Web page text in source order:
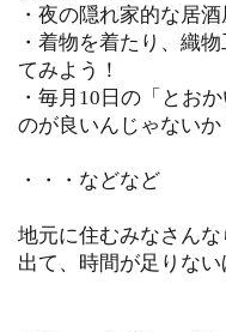
・夜の隠れ家的な居
・着物を着たり、織
てみよう！
・毎月10日の「とお
のが良いんじゃないか
・・・などなど
地元に住むみなさん
出て、時間が足りない